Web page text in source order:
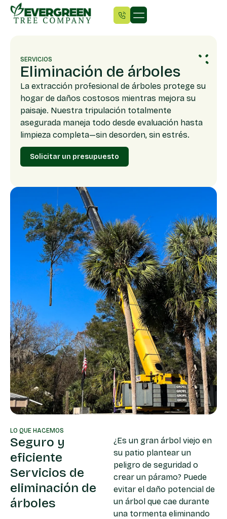
SERVICIOS
Eliminación de árboles
La extracción profesional de árboles protege su
hogar de daños costosos mientras mejora su
paisaje. Nuestra tripulación totalmente
asegurada maneja todo desde evaluación hasta
limpieza completa—sin desorden, sin estrés.
Solicitar un presupuesto
LO QUE HACEMOS
Seguro y
eficiente
Servicios de
eliminación de
árboles
¿Es un gran árbol viejo en
su patio plantear un
peligro de seguridad o
crear un páramo? Puede
evitar el daño potencial de
un árbol que cae durante
una tormenta eliminando